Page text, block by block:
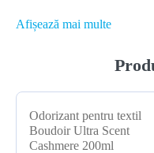
Producător: SPRING AIR
Afișează mai multe
Odorizant pentru textil
Boudoir Ultra Scent
Cashmere 200ml